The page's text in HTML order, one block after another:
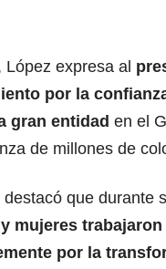
López expresa al
por la
gran entidad en el
de millones de
que durante
mujeres trabajaron
por la